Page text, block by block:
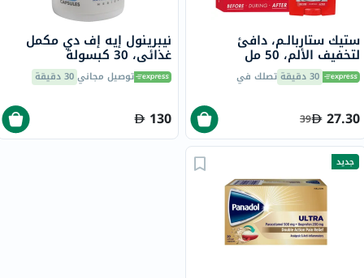
ستيك ستاربالـم، دافئ
لتخفيف الألم، 50 مل
30 دقيقة تصلك في
27.30
39
نيبرينول إيه إف دي مكمل
غذائي، 30 كبسولة
توصيل مجاني30 دقيقة
130
جديد